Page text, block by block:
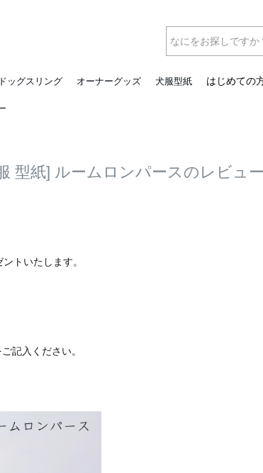
ドッグスリング オーナーグッズ 犬服型紙 はじめての
型紙] ルームロンパースのレビュ
トいたします。
記入ください。